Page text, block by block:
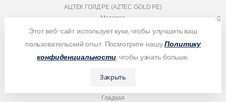
АЦТЕК ГОЛД PE (AZTEC GOLD PE)
Матовая
Гладкая
Этот веб-сайт использует куки, чтобы улучшить ваш
пользовательский опыт. Посмотрите нашуПолитику
конфиденциальности, чтобы узнать больше.
Закрыть